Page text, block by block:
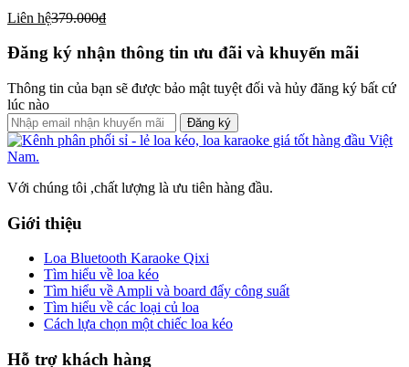
Liên hệ379.000₫
Đăng ký nhận thông tin ưu đãi và khuyến mãi
Thông tin của bạn sẽ được bảo mật tuyệt đối và hủy đăng ký bất cứ
lúc nào
Đăng ký
Với chúng tôi ,chất lượng là ưu tiên hàng đầu.
Giới thiệu
Loa Bluetooth Karaoke Qixi
Tìm hiểu về loa kéo
Tìm hiểu về Ampli và board đẩy công suất
Tìm hiểu về các loại củ loa
Cách lựa chọn một chiếc loa kéo
Hỗ trợ khách hàng